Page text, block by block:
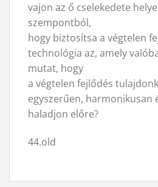
vajon az ő cselekedete
szempontból,
hogy biztosítsa a végtelen
technológia az, amely
mutat, hogy
a végtelen fejlődés
egyszerűen, harmonikusan
haladjon előre?
44.old